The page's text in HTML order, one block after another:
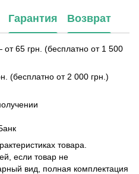
Гарантия Возврат
65 грн. (бесплатно от 1 500
(бесплатно от 2 000 грн.)
товара.
если товар не
вид, полная комплектация